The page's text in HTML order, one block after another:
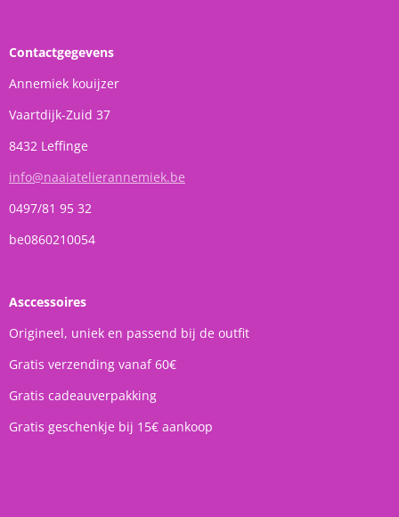
Contactgegevens
Annemiek kouijzer
Vaartdijk-Zuid 37
8432 Leffinge
info@naaiatelierannemiek.be
0497/81 95 32
be0860210054
Asccessoires
Origineel, uniek en passend bij de outfit
Gratis verzending vanaf 60€
Gratis cadeauverpakking
Gratis geschenkje bij 15€ aankoop